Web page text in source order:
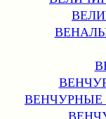
ВЕНЧУРНЫЕ